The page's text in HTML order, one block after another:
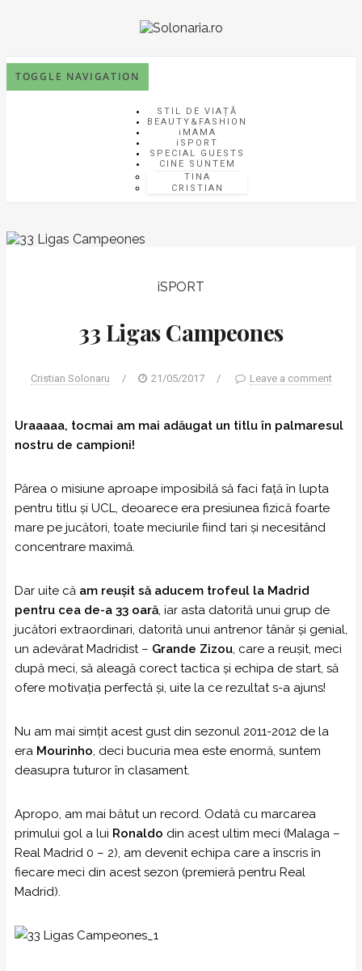
TOGGLE NAVIGATION
STIL DE VIAȚĂ
BEAUTY&FASHION
iMAMA
iSPORT
SPECIAL GUESTS
CINE SUNTEM
TINA
CRISTIAN
iSPORT
33 Ligas Campeones
Cristian Solonaru / 21/05/2017 / Leave a comment
Uraaaaa, tocmai am mai adăugat un titlu în palmaresul
nostru de campioni!
Părea o misiune aproape imposibilă să faci față în lupta
pentru titlu și UCL, deoarece era presiunea fizică foarte
mare pe jucători, toate meciurile fiind tari și necesitând
concentrare maximă.
Dar uite că am reușit să aducem trofeul la Madrid
pentru cea de-a 33 oară, iar asta datorită unui grup de
jucători extraordinari, datorită unui antrenor tânăr și genial,
un adevărat Madridist – Grande Zizou, care a reușit, meci
după meci, să aleagă corect tactica și echipa de start, să
ofere motivația perfectă și, uite la ce rezultat s-a ajuns!
Nu am mai simțit acest gust din sezonul 2011-2012 de la
era Mourinho, deci bucuria mea este enormă, suntem
deasupra tuturor în clasament.
Apropo, am mai bătut un record. Odată cu marcarea
primului gol a lui Ronaldo din acest ultim meci (Malaga –
Real Madrid 0 – 2), am devenit echipa care a înscris în
fiecare meci din acest sezon (premieră pentru Real
Madrid).